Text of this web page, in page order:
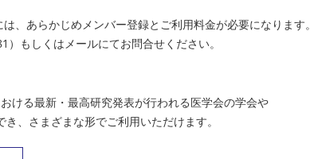
、あらかじめメンバー登録とご利用料金が必要になります。
もしくはメールにてお問合せください。
ける最新・最高研究発表が行われる医学会の学会や
、さまざまな形でご利用いただけます。